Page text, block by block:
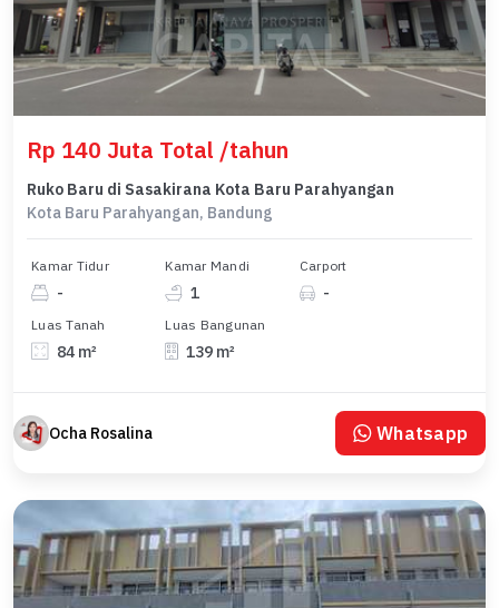
Rp 140 Juta Total /tahun
Ruko Baru di Sasakirana Kota Baru Parahyangan
Kota Baru Parahyangan, Bandung
Kamar Tidur
-
Kamar Mandi
1
Carport
-
Luas Tanah
84 m²
Luas Bangunan
139 m²
Ocha Rosalina Whatsapp